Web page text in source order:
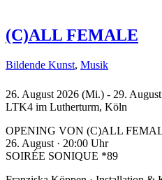
(C)ALL FEMALE
Bildende Kunst, Musik
26. August 2026 (Mi.) - 29.
LTK4 im Lutherturm, Köln
OPENING VON (C)ALL
26. August · 20:00 Uhr
SOIRÉE SONIQUE *89